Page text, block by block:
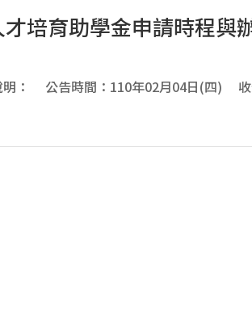
培育助學金申請時程與
明： 公告時間：110年02月04日(四) 收